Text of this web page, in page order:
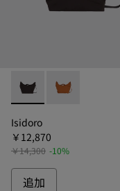
Isidoro - B1345-011
Isidoro -
Isidoro
￥12,870
￥14,300 -10%
追加